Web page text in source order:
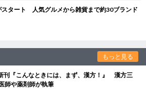
スタート 人気グルメから雑貨まで約30ブランド
もっと見る
刊『こんなときには、まず、漢方！』 漢方三
師や薬剤師が執筆